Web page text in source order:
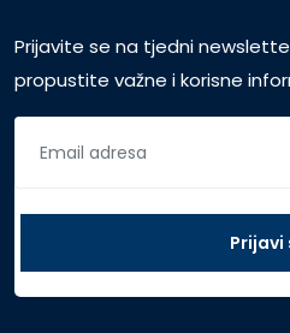
Prijavite se na tjedni
propustite važne i korisne